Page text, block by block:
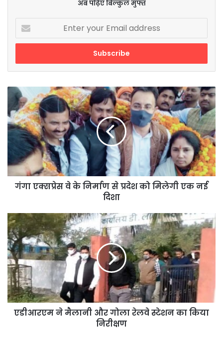
अब पढ़िए बिल्कुल मुफ्त
your
Email
गंगा
एक्सप्रेस
वे
के
निर्माण
से
प्रदेश
को
मिलेगी
एकगंगा एक्सप्रेस वे के निर्माण से प्रदेश को मिलेगी एक नई
दिशा
एडीआरएम
ने
मैलानी
और
गोला
रेलवे
स्टेशन
का
किया
निरीक्षण
एडीआरएम ने मैलानी और गोला रेलवे स्टेशन का किया
निरीक्षण